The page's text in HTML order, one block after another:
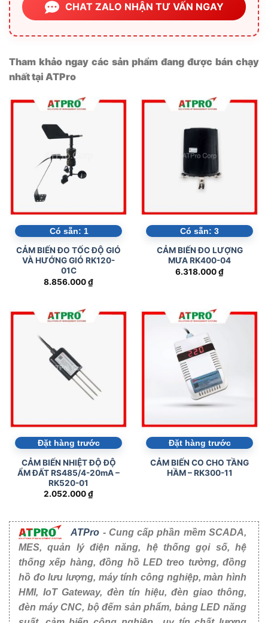
CHAT ZALO NHẬN TƯ VẤN NGAY
Tham khảo ngay các sản phẩm đang được bán chạy
nhất tại ATPro
Có sẵn: 1
CẢM BIẾN ĐO TỐC ĐỘ GIÓ
VÀ HƯỚNG GIÓ RK120-
01C
8.856.000₫
Có sẵn: 3
CẢM BIẾN ĐO LƯỢNG
MƯA RK400-04
6.318.000₫
Đặt hàng trước
CẢM BIẾN NHIỆT ĐỘ ĐỘ
ẨM ĐẤT RS485/4-20mA –
RK520-01
2.052.000₫
Đặt hàng trước
CẢM BIẾN CO CHO TẦNG
HẦM – RK300-11
ATPro - Cung cấp phần mềm SCADA,
MES, quản lý điện năng, hệ thống gọi số, hệ
thống xếp hàng, đồng hồ LED treo tường, đồng
hồ đo lưu lượng, máy tính công nghiệp, màn hình
HMI, IoT Gateway, đèn tín hiệu, đèn giao thông,
đèn máy CNC, bộ đếm sản phẩm, bảng LED năng